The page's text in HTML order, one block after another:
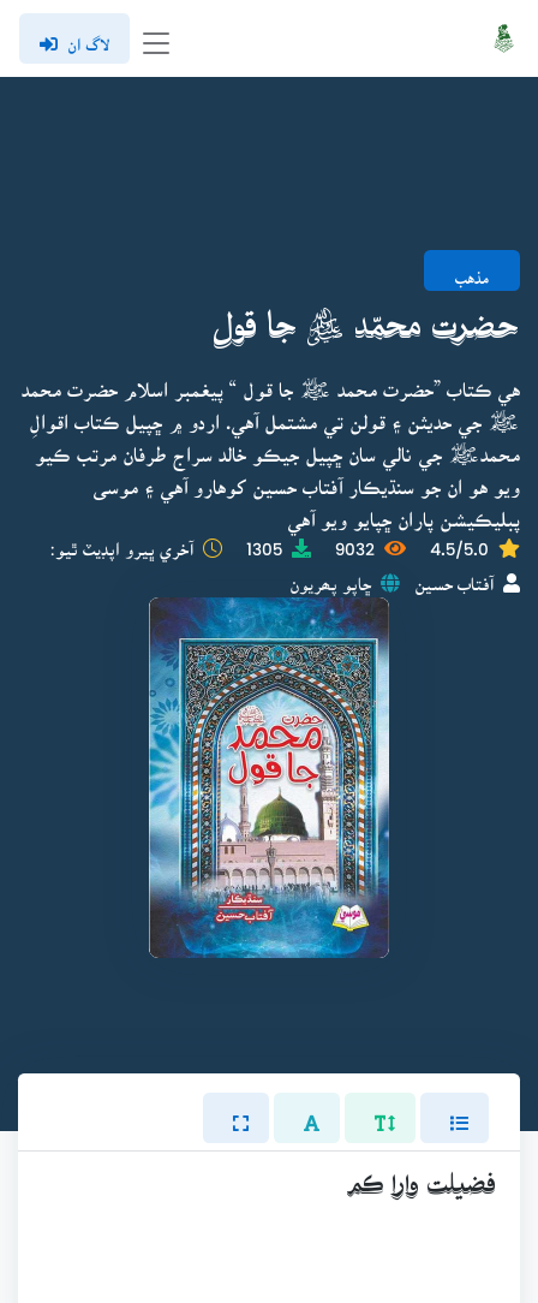
لاگ ان
مذهب
حضرت محمّد ﷺ جا قول
هي ڪتاب ”حضرت محمد ﷺ جا قول “ پيغمبر اسلام حضرت محمد
ﷺ جي حديثن ۽ قولن تي مشتمل آهي. اردو ۾ ڇپيل ڪتاب اقوالِ
محمدﷺ جي نالي سان ڇپيل جيڪو خالد سراج طرفان مرتب ڪيو
ويو هو ان جو سنڌيڪار آفتاب حسين کوهارو آهي ۽ موسى
پبليڪيشن پاران ڇپايو ويو آهي
4.5/5.0
9032
1305 آخري ڀيرو اپڊيٽ ٿيو:
آفتاب حسين ڇاپو پھريون
فضيلت وارا ڪم